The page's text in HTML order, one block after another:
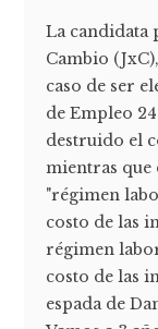
La candidata
Cambio
caso de ser
de Empleo
destruido el
mientras que
"régimen
costo de las
régimen
costo de las
espada de